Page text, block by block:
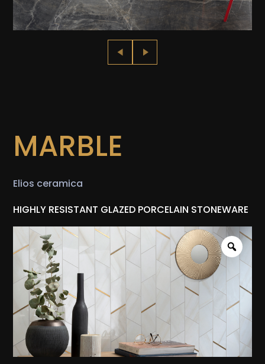
MARBLE
Elios ceramica
HIGHLY RESISTANT GLAZED PORCELAIN STONEWARE
Zoom